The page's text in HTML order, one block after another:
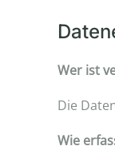
Wer ist
Die
Wie